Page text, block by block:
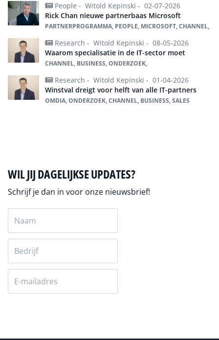
People - Witold Kepinski - 02-07-2026
Rick Chan nieuwe partnerbaas Microsoft
PARTNERPROGRAMMA, PEOPLE, MICROSOFT, CHANNEL,
Research - Witold Kepinski - 08-05-2026
Waarom specialisatie in de IT-sector moet
CHANNEL, BUSINESS, ONDERZOEK,
Research - Witold Kepinski - 01-04-2026
Winstval dreigt voor helft van alle IT-partners
OMDIA, ONDERZOEK, CHANNEL, BUSINESS, SALES
WIL JIJ DAGELIJKSE UPDATES?
Schrijf je dan in voor onze nieuwsbrief!